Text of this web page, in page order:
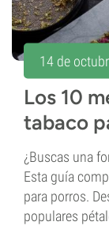
14 de
Los 10
tabaco
¿Buscas una
Esta guía
para porros.
populares